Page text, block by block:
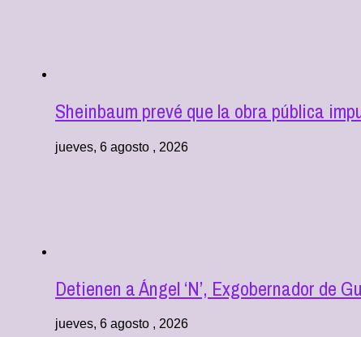
Sheinbaum prevé que la obra pública
jueves, 6 agosto , 2026
Detienen a Ángel ‘N’, Exgobernador de
jueves, 6 agosto , 2026